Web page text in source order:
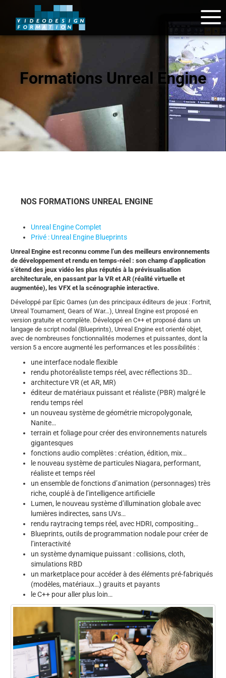
Formations Unreal Engine
NOS FORMATIONS UNREAL ENGINE
Unreal Engine Complet
Privé : Unreal Engine Blueprints
Unreal Engine est reconnu comme l’un des meilleurs environnements
de développement et rendu en temps-réel : son champ d’application
s’étend des jeux vidéo les plus réputés à la prévisualisation
architecturale, en passant par la VR et AR (réalité virtuelle et
augmentée), les VFX et la scénographie interactive.
Développé par Epic Games (un des principaux éditeurs de jeux : Fortnit,
Unreal Tournament, Gears of War…), Unreal Engine est proposé en
version gratuite et complète. Développé en C++ et proposé dans un
langage de script nodal (Blueprints), Unreal Engine est orienté objet,
avec de nombreuses fonctionnalités modernes et puissantes, dont la
version 5 a encore augmenté les performances et les possibilités :
une interface nodale flexible
rendu photoréaliste temps réel, avec réflections 3D…
architecture VR (et AR, MR)
éditeur de matériaux puissant et réaliste (PBR) malgré le
rendu temps réel
un nouveau système de géométrie micropolygonale,
Nanite…
terrain et foliage pour créer des environnements naturels
gigantesques
fonctions audio complètes : création, édition, mix…
le nouveau système de particules Niagara, performant,
réaliste et temps réel
un ensemble de fonctions d’animation (personnages) très
riche, couplé à de l’intelligence artificielle
Lumen, le nouveau système d’illumination globale avec
lumières indirectes, sans UVs…
rendu raytracing temps réel, avec HDRI, compositing…
Blueprints, outils de programmation nodale pour créer de
l’interactivité
un système dynamique puissant : collisions, cloth,
simulations RBD
un marketplace pour accéder à des éléments pré-fabriqués
(modèles, matériaux…) grauits et payants
le C++ pour aller plus loin…